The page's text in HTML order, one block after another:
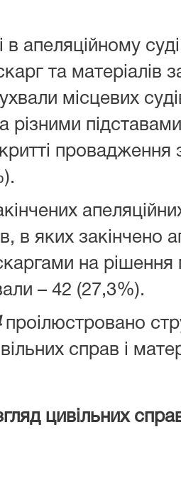
суді
та матеріалів
місцевих
різними
провадження
в яких закінчено
на рішення
– 42 (27,3%).
проілюстровано
справ і
цивільних